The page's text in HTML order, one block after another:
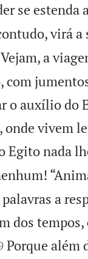
se estenda
virá a
Vejam, a
o auxílio do
onde vivem
Egito nada
a
dos
Porque além